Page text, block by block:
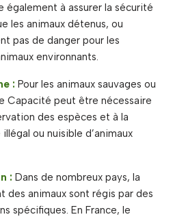
également à assurer la sécurité
les animaux détenus, ou
pas de danger pour les
environnants.
: Pour les animaux sauvages ou
Capacité peut être nécessaire
des espèces et à la
ou nuisible d’animaux
: Dans de nombreux pays, la
animaux sont régis par des
spécifiques. En France, le